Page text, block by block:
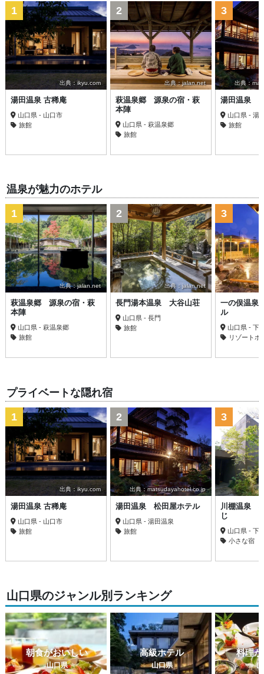
出典：ikyu.com
1
湯田温泉 古稀庵
山口県 - 山口市
旅館
出典：jalan.net
2
萩温泉郷 源泉の宿・萩
本陣
山口県 - 萩温泉郷
旅館
出典：
3
湯田温泉
山口県 - 湯
旅館
温泉が魅力のホテル
出典：jalan.net
1
萩温泉郷 源泉の宿・萩
本陣
山口県 - 萩温泉郷
旅館
出典：jalan.net
2
長門湯本温泉 大谷山荘
山口県 - 長門
旅館
3
一の俣温泉
ル
山口県 - 下
リゾートホ
プライベートな隠れ宿
出典：ikyu.com
1
湯田温泉 古稀庵
山口県 - 山口市
旅館
出典：matsudayahotel.co.jp
2
湯田温泉 松田屋ホテル
山口県 - 湯田温泉
旅館
3
川棚温泉
じ
山口県 - 下
小さな宿
山口県のジャンル別ランキング
朝食がおいしい
山口県
高級ホテル
山口県
料理